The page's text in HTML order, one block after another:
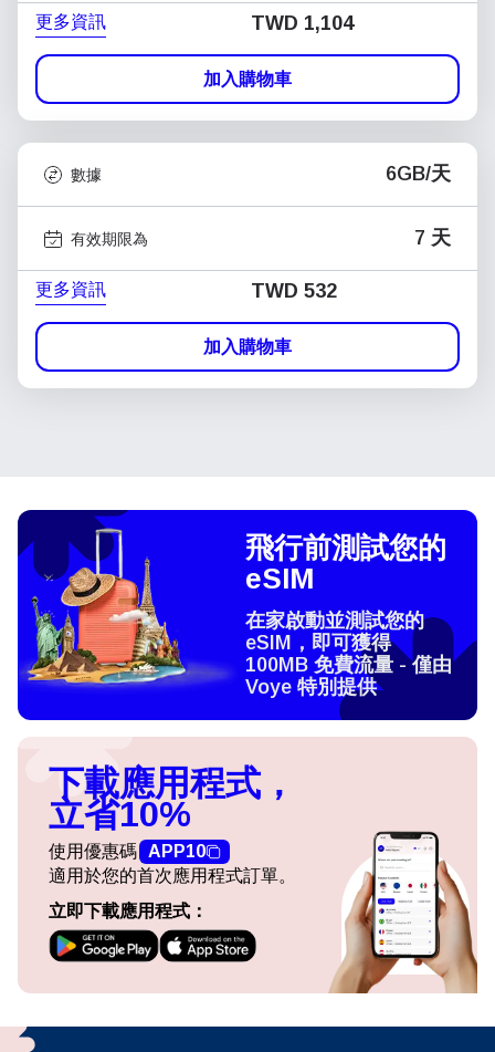
更多資訊 TWD 1,104
加入購物車
數據 6GB/天
有效期限為 7 天
更多資訊 TWD 532
加入購物車
飛行前測試您的
eSIM
在家啟動並測試您的
eSIM，即可獲得
100MB 免費流量 - 僅由
Voye 特別提供
下載應用程式，
立省10%
使用優惠碼 APP10
適用於您的首次應用程式訂單。
立即下載應用程式：